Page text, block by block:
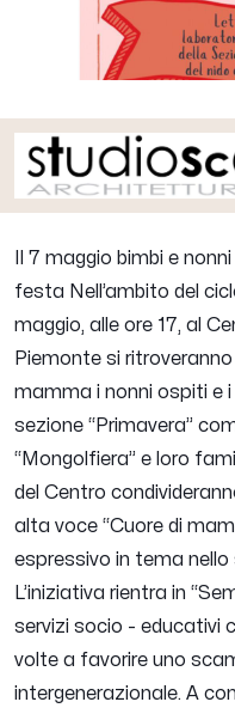
Il 7 maggio bimbi e
festa Nell’ambito del
maggio, alle ore 17, al
Piemonte si
mamma i nonni ospiti e i
sezione “Primavera”
“Mongolfiera” e loro
del Centro
alta voce “Cuore di
espressivo in tema nello
L’iniziativa rientra in
servizi socio - educativi
volte a favorire uno
intergenerazionale. A